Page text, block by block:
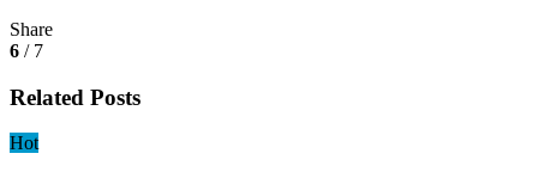
Share
6 / 7
Related Posts
Hot